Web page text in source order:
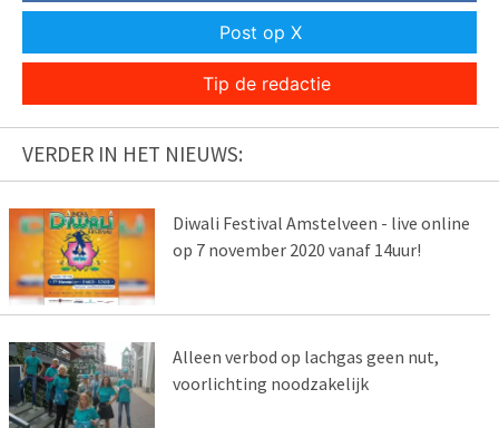
Post op X
Tip de redactie
VERDER IN HET NIEUWS:
Diwali Festival Amstelveen - live online
op 7 november 2020 vanaf 14uur!
Alleen verbod op lachgas geen nut,
voorlichting noodzakelijk